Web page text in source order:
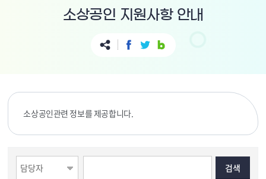
소상공인 지원사항 안내
소상공인관련 정보를 제공합니다.